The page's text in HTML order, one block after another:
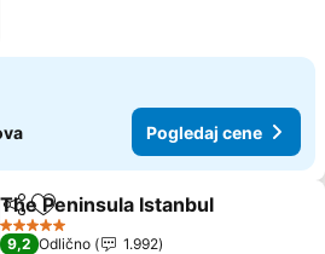
Pogledaj cene
Deli Dodati u favorite
The Peninsula Istanbul
5 Zvezdice
9,2 Odlično
1.992